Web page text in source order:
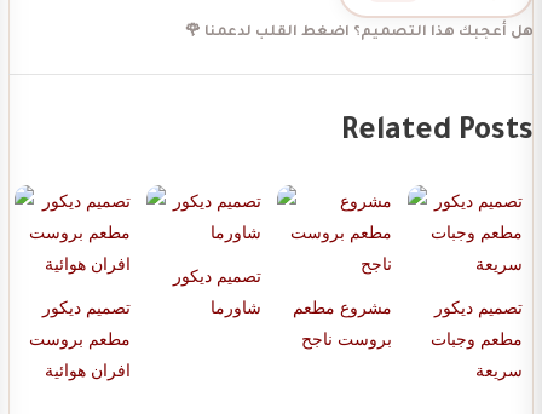
هل أعجبك هذا التصميم؟ اضغط القلب لدعمنا 🌹
Related Posts
تصميم ديكور
مطعم بروست
افران هوائية
تصميم ديكور
شاورما
مشروع مطعم
بروست ناجح
تصميم ديكور
مطعم وجبات
سريعة